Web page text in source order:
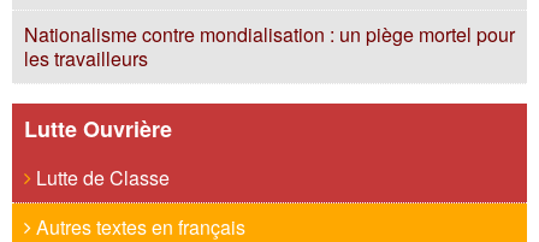
Nationalisme contre mondialisation : un piège mortel pour
les travailleurs
Lutte Ouvrière
Lutte de Classe
Autres textes en français